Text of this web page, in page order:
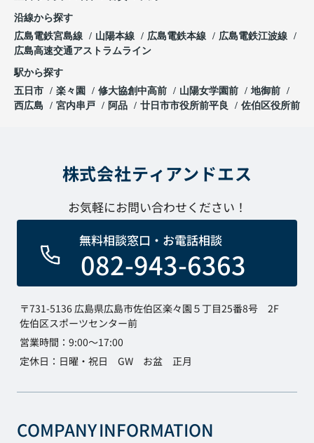
沿線から探す
広島電鉄宮島線
山陽本線 広島電鉄本線
広島電鉄江波線
広島高速交通アストラムライン
駅から探す
五日市
楽々園 修大協創中高前 山陽女学園前
地御前
西広島
宮内串戸 阿品 廿日市市役所前平良 佐伯区役所前
株式会社ティアンドエス
お気軽にお問い合わせください！
無料相談窓口・お電話相談
082-943-6363
〒731-5136 広島県広島市佐伯区楽々園５丁目25番8号 2F
佐伯区スポーツセンター前
営業時間：9:00～17:00
定休日：日曜・祝日 GW お盆 正月
COMPANYINFORMATION